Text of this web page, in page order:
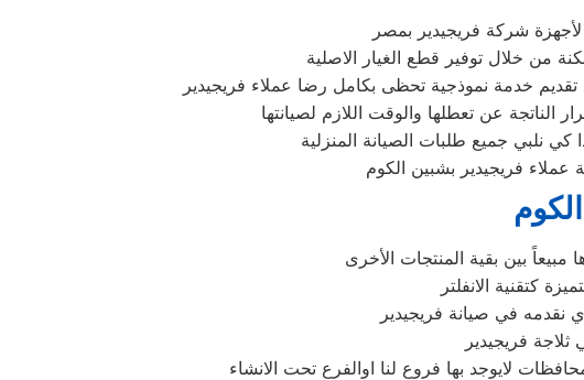
شركة فريجيدير بمصر
من خلال توفير قطع الغيار الاصلية
خدمة نموذجية تحظى بكامل رضا عملاء فريجيدير
الناتجة عن تعطلها والوقت اللازم لصيانتها
نلبي جميع طلبات الصيانة المنزلية
عملاء فريجيدير بشبين الكوم
نقدمه في صيانة فريجيدير